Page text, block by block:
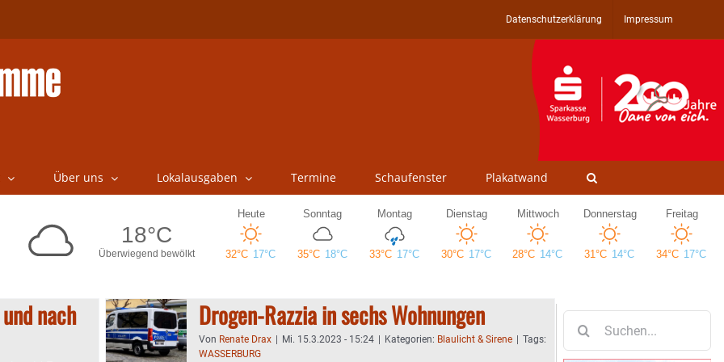
Datenschutzerklärung Impressum
Über uns Lokalausgaben Termine Schaufenster Plakatwand
nach
Drogen-Razzia in sechs Wohnungen
Von Renate Drax Mi. 15.3.2023 - 15:24 Kategorien: Blaulicht & Sirene
Tags:
WASSERBURG
nach: